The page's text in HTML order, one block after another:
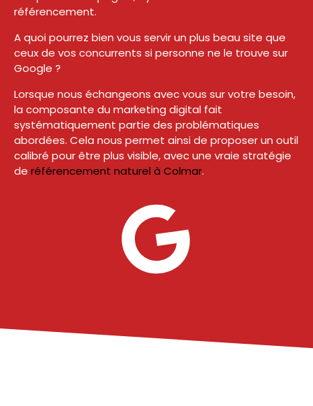
référencement.
A quoi pourrez bien vous servir un plus beau site que
ceux de vos concurrents si personne ne le trouve sur
Google ?
Lorsque nous échangeons avec vous sur votre besoin,
la composante du marketing digital fait
systématiquement partie des problématiques
abordées. Cela nous permet ainsi de proposer un outil
calibré pour être plus visible, avec une vraie stratégie
de référencement naturel à Colmar.